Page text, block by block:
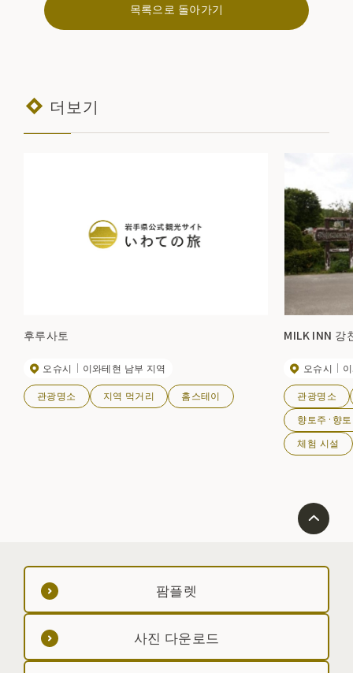
목록으로 돌아가기
더보기
후루사토
오슈시 이와테현 남부 지역
관광명소 지역 먹거리 홈스테이
MILK INN 강
오슈시
관광명소
향토주·향
체험 시설
팜플렛
사진 다운로드